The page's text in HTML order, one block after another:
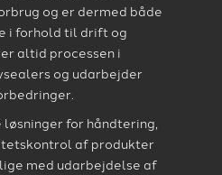
og er dermed både
i forhold til drift og
altid processen i
og udarbejder
for håndtering,
af produkter
med udarbejdelse af